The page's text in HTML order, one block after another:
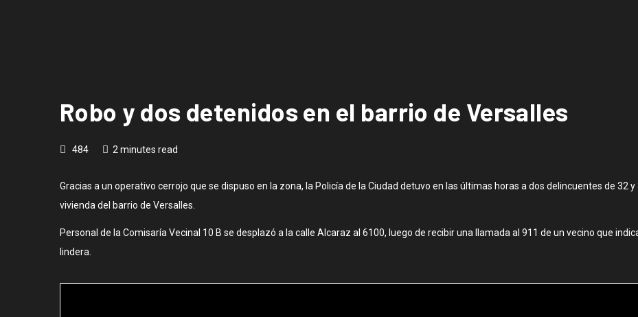
Robo y dos detenidos en el barrio de Versalles
484 2 minutes read
Gracias a un operativo cerrojo que se dispuso en la zona, la Policía de la Ciudad detuvo en las últimas horas a dos delincuentes de 32
vivienda del barrio de Versalles.
Personal de la Comisaría Vecinal 10 B se desplazó a la calle Alcaraz al 6100, luego de recibir una llamada al 911 de un vecino que
lindera.